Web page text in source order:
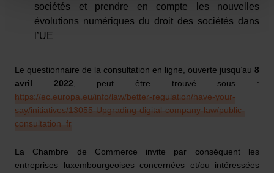
sociétés et prendre en compte les nouvelles
évolutions numériques du droit des sociétés dans
l’UE
Le questionnaire de la consultation en ligne, ouverte jusqu’au 8
avril 2022 , peut être trouvé sous :
https://ec.europa.eu/info/law/better-regulation/have-your-
say/initiatives/13055-Upgrading-digital-company-law/public-
consultation_fr
La Chambre de Commerce invite par conséquent les
entreprises luxembourgeoises concernées et/ou intéressées